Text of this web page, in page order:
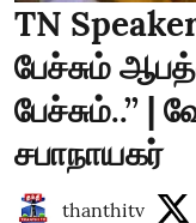
TN
பேச்சும்
பேச்சும்..’’
சபாநாயகர்
thanthitv